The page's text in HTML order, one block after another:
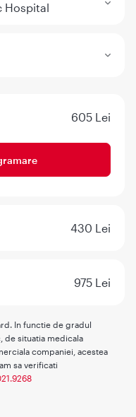
Hospital
605 Lei
430 Lei
975 Lei
In functie de gradul
de situatia medicala
companiei, acestea
sa verificati